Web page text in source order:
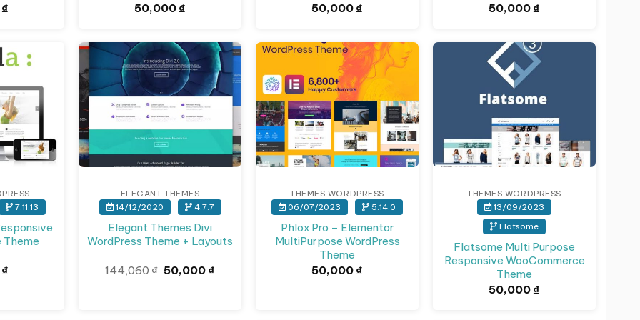
₫ 50,000 ₫ 50,000 ₫ 50,000 ₫
7.11.13
₫
Giảm giá!
ELEGANT THEMES
14/12/2020 4.7.7
Elegant Themes Divi
WordPress Theme + Layouts
144,060₫ Giá
gốc
50,000 ₫Giá
THEMES WORDPRESS
06/07/2023 5.14.0
Phlox Pro – Elementor
MultiPurpose WordPress
Theme
50,000 ₫
THEMES WORDPRESS
13/09/2023
Flatsome
Flatsome Multi Purpose
Responsive WooCommerce
Theme
50,000 ₫